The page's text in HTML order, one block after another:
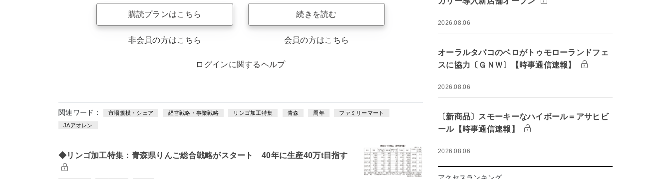
購読プランはこちら
非会員の方はこちら
続きを読む
会員の方はこちら
ログインに関するヘルプ
関連ワード： 市場規模・シェア 経営戦略・事業戦略 リンゴ加工特集 青森 周年 ファミリーマート
JAアオレン
◆リンゴ加工特集：青森県りんご総合戦略がスタート 40年に生産40万t目指す
2026.08.06
オーラルタバコのベロがトゥモローランドフェ
スに協力〔ＧＮＷ〕【時事通信速報】
2026.08.06
〔新商品〕スモーキーなハイボール＝アサヒビ
ール【時事通信速報】
2026.08.06
アクセスランキング